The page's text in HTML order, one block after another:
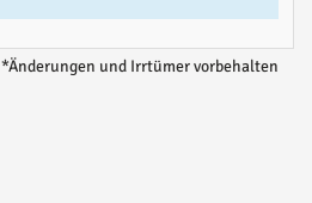
*Änderungen und Irrtümer vorbehalten